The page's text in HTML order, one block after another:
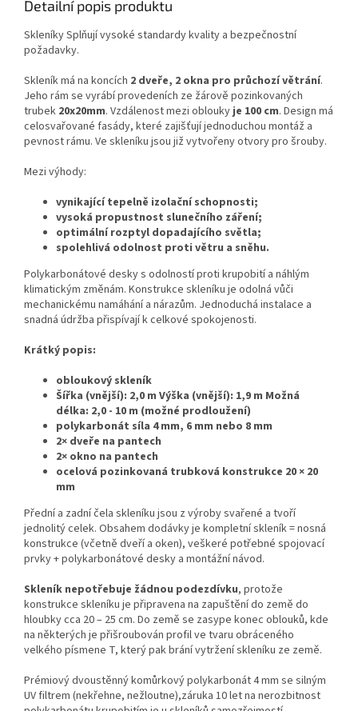
Detailní popis produktu
Skleníky Splňují vysoké standardy kvality a bezpečnostní
požadavky.
Skleník má na koncích 2 dveře, 2 okna pro průchozí větrání.
Jeho rám se vyrábí provedeních ze žárově pozinkovaných
trubek 20x20mm. Vzdálenost mezi oblouky je 100 cm. Design má
celosvařované fasády, které zajišťují jednoduchou montáž a
pevnost rámu. Ve skleníku jsou již vytvořeny otvory pro šrouby.
Mezi výhody:
vynikající tepelně izolační schopnosti;
vysoká propustnost slunečního záření;
optimální rozptyl dopadajícího světla;
spolehlivá odolnost proti větru a sněhu.
Polykarbonátové desky s odolností proti krupobití a náhlým
klimatickým změnám. Konstrukce skleníku je odolná vůči
mechanickému namáhání a nárazům. Jednoduchá instalace a
snadná údržba přispívají k celkové spokojenosti.
Krátký popis:
obloukový skleník
Šířka (vnější): 2,0 m Výška (vnější): 1,9 m Možná
délka: 2,0 - 10 m (možné prodloužení)
polykarbonát síla 4 mm, 6 mm nebo 8 mm
2× dveře na pantech
2× okno na pantech
ocelová pozinkovaná trubková konstrukce 20 × 20
mm
Přední a zadní čela skleníku jsou z výroby svařené a tvoří
jednolitý celek. Obsahem dodávky je kompletní skleník = nosná
konstrukce (včetně dveří a oken), veškeré potřebné spojovací
prvky + polykarbonátové desky a montážní návod.
Skleník nepotřebuje žádnou podezdívku, protože
konstrukce skleníku je připravena na zapuštění do země do
hloubky cca 20 – 25 cm. Do země se zasype konec oblouků, kde
na některých je přišroubován profil ve tvaru obráceného
velkého písmene T, který pak brání vytržení skleníku ze země.
Prémiový dvoustěnný komůrkový polykarbonát 4 mm se silným
UV filtrem (nekřehne, nežloutne),záruka 10 let na nerozbitnost